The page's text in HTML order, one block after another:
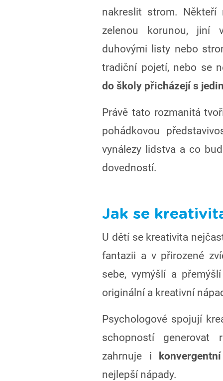
nakreslit strom. Někteří
zelenou korunou, jiní
duhovými listy nebo
tradiční pojetí, nebo se
do školy přicházejí s
Právě tato rozmanitá
pohádkovou
vynálezy lidstva a co
dovedností.
Jak se
U dětí se kreativita
fantazii a v přirozené
sebe, vymýšlí a
originální a kreativní
Psychologové spojují
schopností generovat
zahrnuje i
nejlepší nápady.